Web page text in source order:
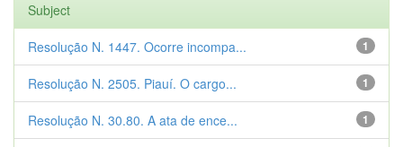
Subject
1
Resolução N. 1447. Ocorre incompa...
1
Resolução N. 2505. Piauí. O cargo...
1
Resolução N. 30.80. A ata de ence...